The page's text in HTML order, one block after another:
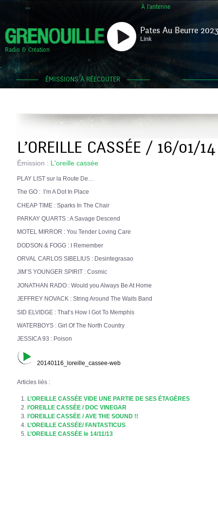
À l'antenne
Radio & Création
Pates Au Beurre
Link
ÉMISSIONS À RÉECOUTER
L’OREILLE CASSÉE / 16/01/14
Émission : L'oreille cassée
PLAY LIST sur la Route De…
The GO : I’m A Dot In Place
CHEAP TIME : Sparks In The Chair
PARKAY QUARTS : A Savage Descend
MOTEL MIRROR : You Tender Loving Care
DODSON & FOGG : I Remember
ORVAL CARLOS SIBELIUS : Desintegrasao
JIM’S YOUNGER SPIRIT : Cosmic
JONATHAN RADO : Would you Always Be At Home
JEFFREY NOVACK : String Around The Waits Band
SID ELVIDGE : That’s How I Got To Memphis
WATERBOYS : Girl Of The North Country
JESSICA 93 : Poison
20140116_loreille_cassee-web
Articles liés :
L’OREILLE CASSÉE VIDE UNE PARTIE DE SES ÉTAGÈRES
l’OREILLE CASSÉE / DOC VINEGAR
l’OREILLE CASSÉE / AVE THE SOUND !!
L’OREILLE CASSÉE/ FANTASTICUS
L’OREILLE CASSÉE le 14/11/13